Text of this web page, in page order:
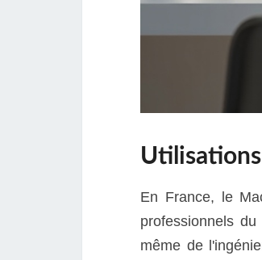
En France, le
professionnels
même de